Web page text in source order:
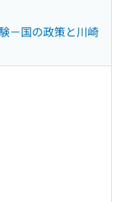
－国の政策と川崎